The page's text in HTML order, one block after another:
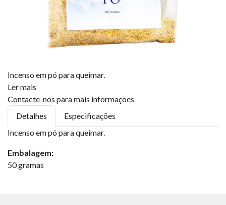
Incenso em pó para queimar.
Ler mais
Contacte-nos para mais informações
Detalhes
Especificações
Incenso em pó para queimar.
Embalagem:
50 gramas